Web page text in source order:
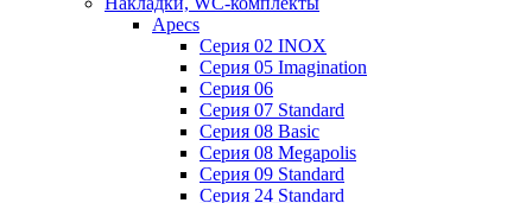
Apecs
Cерия 02 INOX
Cерия 05 Imagination
Cерия 06
Cерия 07 Standard
Cерия 08 Basic
Cерия 08 Megapolis
Cерия 09 Standard
Cерия 24 Standard